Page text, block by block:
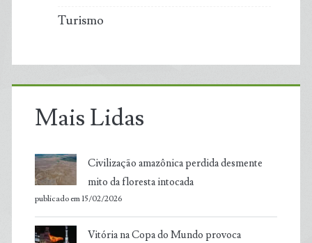
Turismo
Mais Lidas
Civilização amazônica perdida desmente
mito da floresta intocada
publicado em 15/02/2026
Vitória na Copa do Mundo provoca